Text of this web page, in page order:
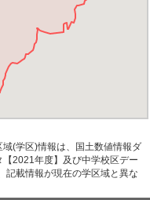
(学区)情報は、国土数値情報ダ
2021年度】及び中学校区デー
記載情報が現在の学区域と異な